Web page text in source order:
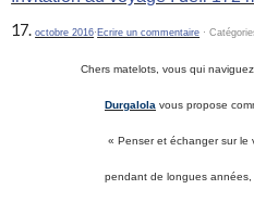
octobre 2016· Ecrire un commentaire ·
Chers matelots, vous qui
Durgalola vous propose
« Penser et échanger sur le
pendant de longues